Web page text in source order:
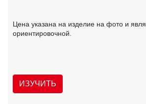
Цена указана на изделие на фото и
ориентировочной.
ИЗУЧИТЬ